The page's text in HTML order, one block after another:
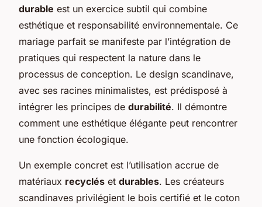
durable est un exercice subtil qui combine
esthétique et responsabilité environnementale. Ce
mariage parfait se manifeste par l’intégration de
pratiques qui respectent la nature dans le
processus de conception. Le design scandinave,
avec ses racines minimalistes, est prédisposé à
intégrer les principes de durabilité. Il démontre
comment une esthétique élégante peut rencontrer
une fonction écologique.
Un exemple concret est l’utilisation accrue de
matériaux recyclés et durables. Les créateurs
scandinaves privilégient le bois certifié et le coton